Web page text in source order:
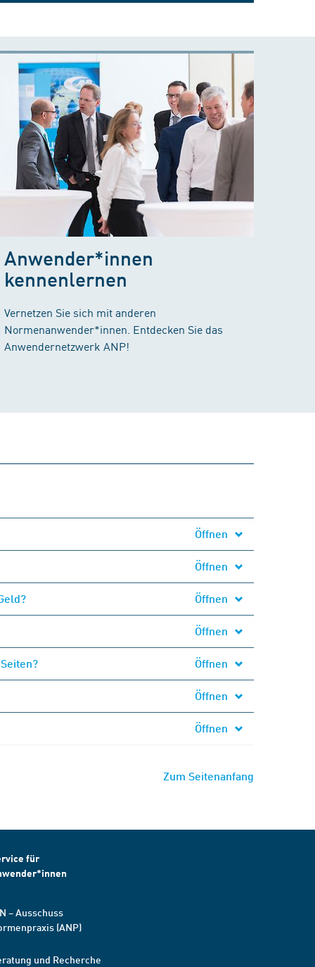
Anwender*innen
kennenlernen
Vernetzen Sie sich mit anderen
Normenanwender*innen. Entdecken Sie das
Anwendernetzwerk ANP!
Öffnen
Öffnen
Öffnen
Öffnen
Öffnen
Öffnen
Öffnen
Zum Seitenanfang
für
– Ausschuss
(ANP)
und Recherche